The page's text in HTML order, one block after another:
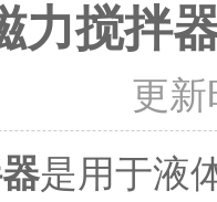
力搅拌
更新
是用于液